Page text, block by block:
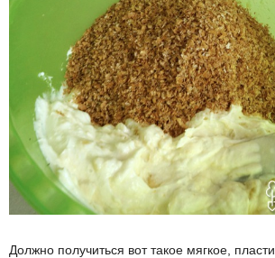
Должно получиться вот такое мягкое,